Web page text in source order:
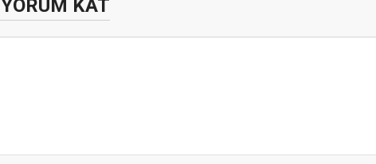
YORUM KAT